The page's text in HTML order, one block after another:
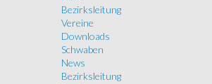
Bezirksleitung
Vereine
Downloads
Schwaben
News
Bezirksleitung